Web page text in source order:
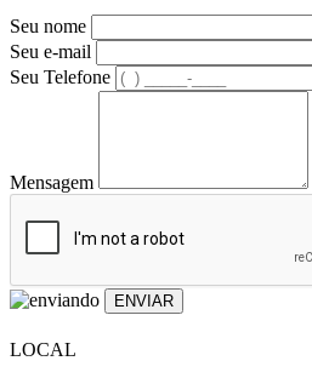
Seu nome
Seu e-mail
Seu Telefone
Mensagem
ENVIAR
LOCAL